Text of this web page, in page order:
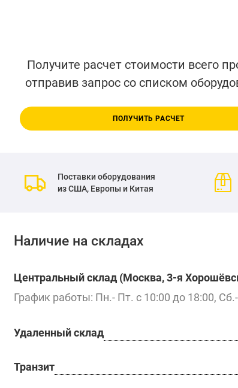
Получите расчет стоимости всего
отправив запрос со списком
ПОЛУЧИТЬ РАСЧЕТ
Поставки оборудования
из США, Европы и Китая
Наличие на складах
Центральный склад (Москва, 3-я
График работы: Пн.- Пт. с 10:00 до 18:00,
Удаленный склад
Транзит